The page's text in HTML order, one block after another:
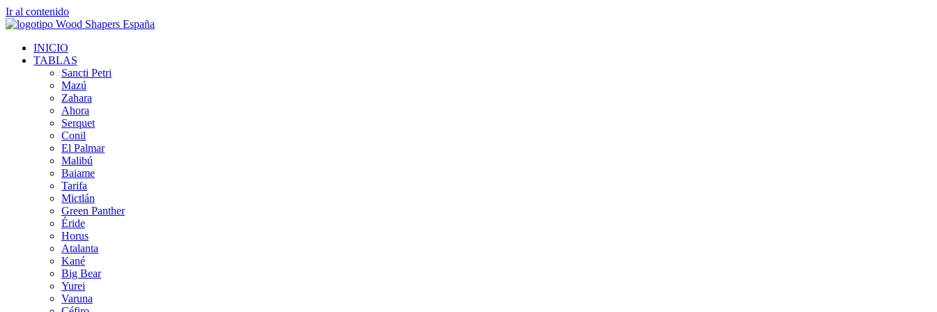
Ir al contenido
INICIO
TABLAS
Sancti Petri
Mazú
Zahara
Ahora
Serquet
Conil
El Palmar
Malibú
Baiame
Tarifa
Mictlán
Green Panther
Éride
Horus
Atalanta
Kané
Big Bear
Yurei
Varuna